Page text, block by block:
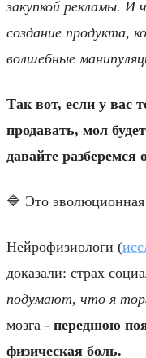
закупкой рекламы. И
создание продукта,
волшебные
Так вот, если у вас
продавать, мол
давайте разберемся
🔷 Это эволюционная
Нейрофизиологи (
доказали: страх
подумают, что я
мозга - переднюю
физическая боль.